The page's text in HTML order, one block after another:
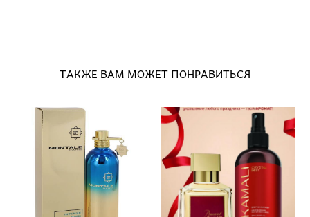
ТАКЖЕ ВАМ МОЖЕТ ПОНРАВИТЬСЯ